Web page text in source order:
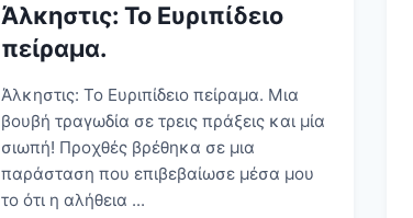
Άλκηστις: Το Ευριπίδειο
πείραμα.
Άλκηστις: Το Ευριπίδειο πείραμα. Μια
βουβή τραγωδία σε τρεις πράξεις και μία
σιωπή! Προχθές βρέθηκα σε μια
παράσταση που επιβεβαίωσε μέσα μου
το ότι η αλήθεια ...